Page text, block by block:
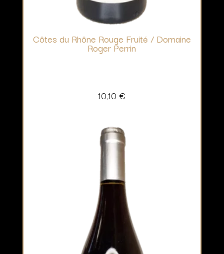
Côtes du Rhône Rouge Fruité / Domaine
Roger Perrin
10,10 €